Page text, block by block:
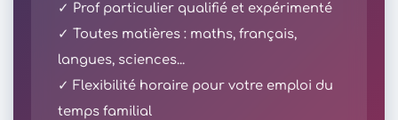
✓ Prof particulier qualifié et expérimenté
✓ Toutes matières : maths, français,
langues, sciences...
✓ Flexibilité horaire pour votre emploi du
temps familial